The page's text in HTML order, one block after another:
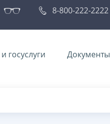
8-800-222-2222
госуслуги Документы